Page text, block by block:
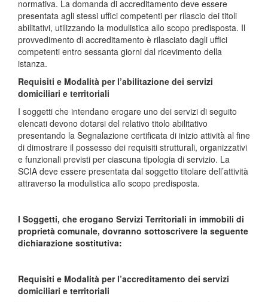
normativa. La domanda di accreditamento deve essere
presentata agli stessi uffici competenti per rilascio dei titoli
abilitativi, utilizzando la modulistica allo scopo predisposta. Il
provvedimento di accreditamento è rilasciato dagli uffici
competenti entro sessanta giorni dal ricevimento della
istanza.
Requisiti e Modalità per l’abilitazione dei servizi
domiciliari e territoriali
I soggetti che intendano erogare uno dei servizi di seguito
elencati devono dotarsi del relativo titolo abilitativo
presentando la Segnalazione certificata di inizio attività al fine
di dimostrare il possesso dei requisiti strutturali, organizzativi
e funzionali previsti per ciascuna tipologia di servizio. La
SCIA deve essere presentata dal soggetto titolare dell’attività
attraverso la modulistica allo scopo predisposta.
I Soggetti, che erogano Servizi Territoriali in immobili di
proprietà comunale, dovranno sottoscrivere la seguente
dichiarazione sostitutiva:
Requisiti e Modalità per l’accreditamento dei servizi
domiciliari e territoriali